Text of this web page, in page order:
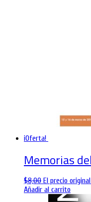
¡Oferta!
Memorias
$8,00 El precio
Añadir al carrito